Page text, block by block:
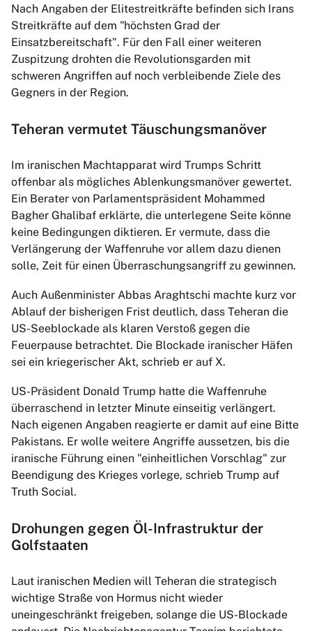
Nach Angaben der Elitestreitkräfte befinden sich Irans
Streitkräfte auf dem "höchsten Grad der
Einsatzbereitschaft". Für den Fall einer weiteren
Zuspitzung drohten die Revolutionsgarden mit
schweren Angriffen auf noch verbleibende Ziele des
Gegners in der Region.
Teheran vermutet Täuschungsmanöver
Im iranischen Machtapparat wird Trumps Schritt
offenbar als mögliches Ablenkungsmanöver gewertet.
Ein Berater von Parlamentspräsident Mohammed
Bagher Ghalibaf erklärte, die unterlegene Seite könne
keine Bedingungen diktieren. Er vermute, dass die
Verlängerung der Waffenruhe vor allem dazu dienen
solle, Zeit für einen Überraschungsangriff zu gewinnen.
Auch Außenminister Abbas Araghtschi machte kurz vor
Ablauf der bisherigen Frist deutlich, dass Teheran die
US-Seeblockade als klaren Verstoß gegen die
Feuerpause betrachtet. Die Blockade iranischer Häfen
sei ein kriegerischer Akt, schrieb er auf X.
US-Präsident Donald Trump hatte die Waffenruhe
überraschend in letzter Minute einseitig verlängert.
Nach eigenen Angaben reagierte er damit auf eine Bitte
Pakistans. Er wolle weitere Angriffe aussetzen, bis die
iranische Führung einen "einheitlichen Vorschlag" zur
Beendigung des Krieges vorlege, schrieb Trump auf
Truth Social.
Drohungen gegen Öl-Infrastruktur der
Golfstaaten
Laut iranischen Medien will Teheran die strategisch
wichtige Straße von Hormus nicht wieder
uneingeschränkt freigeben, solange die US-Blockade